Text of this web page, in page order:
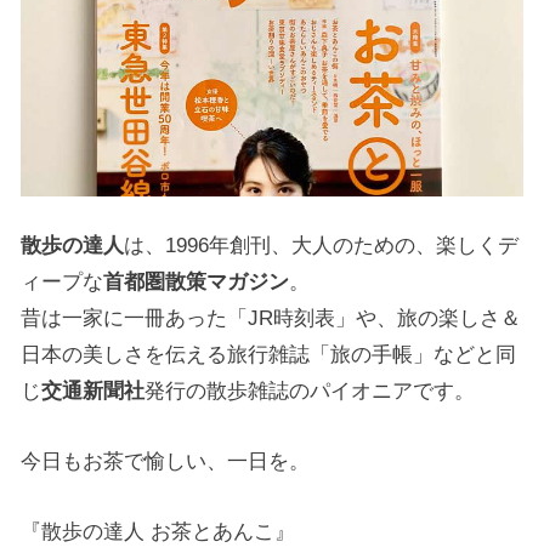
散歩の達人は、1996年創刊、大人のための、楽しくデ
ィープな首都圏散策マガジン。
昔は一家に一冊あった「JR時刻表」や、旅の楽しさ＆
日本の美しさを伝える旅行雑誌「旅の手帳」などと同
じ交通新聞社発行の散歩雑誌のパイオニアです。
今日もお茶で愉しい、一日を。
『散歩の達人 お茶とあんこ』